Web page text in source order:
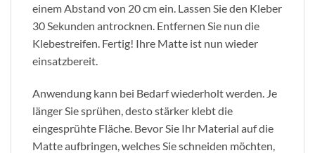
einem Abstand von 20 cm ein. Lassen Sie den Kleber
30 Sekunden antrocknen. Entfernen Sie nun die
Klebestreifen. Fertig! Ihre Matte ist nun wieder
einsatzbereit.
Anwendung kann bei Bedarf wiederholt werden. Je
länger Sie sprühen, desto stärker klebt die
eingesprühte Fläche. Bevor Sie Ihr Material auf die
Matte aufbringen, welches Sie schneiden möchten,